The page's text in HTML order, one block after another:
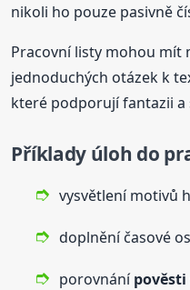
nikoli ho pouze pasivně
Pracovní listy mohou mít
jednoduchých otázek k
které podporují fantazii a
Příklady úloh do
vysvětlení motivů
doplnění časové
porovnánípověsti